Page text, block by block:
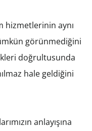
hizmetlerinin aynı
görünmediğini
doğrultusunda
hale geldiğini
anlayışına